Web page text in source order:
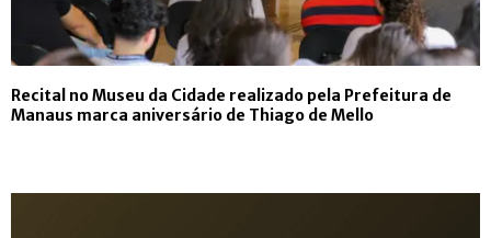
Recital no Museu da Cidade realizado pela Prefeitura de
Manaus marca aniversário de Thiago de Mello